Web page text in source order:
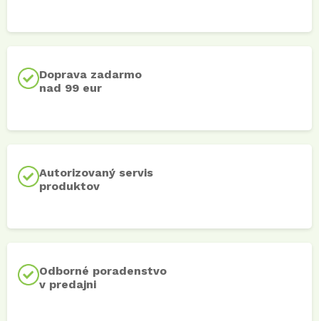
Doprava zadarmo
nad 99 eur
Autorizovaný servis
produktov
Odborné poradenstvo
v predajni